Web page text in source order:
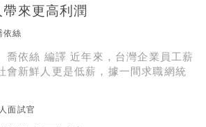
來更高利潤
依絲
依絲 編譯 近年來，台灣企業員工薪
會新鮮人更是低薪，據一間求職網統